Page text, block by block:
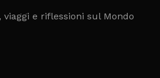
viaggi e riflessioni sul Mondo